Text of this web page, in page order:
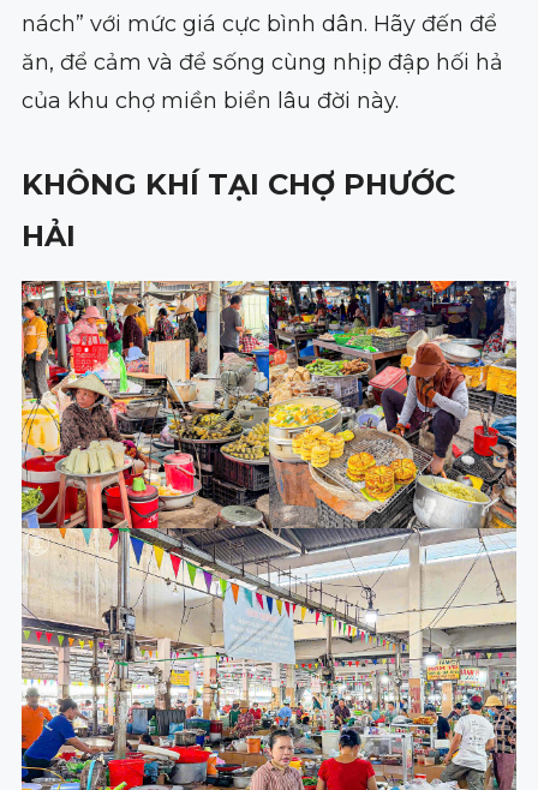
nách” với mức giá cực bình dân. Hãy đến để
ăn, để cảm và để sống cùng nhịp đập hối hả
của khu chợ miền biển lâu đời này.
KHÔNG KHÍ TẠI CHỢ PHƯỚC
HẢI